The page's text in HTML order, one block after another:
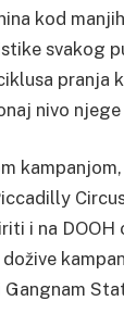
kod
svakog
pranja
nivo
i na